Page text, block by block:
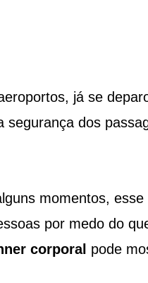
já se
segurança dos
momentos,
por medo do
corporal pode